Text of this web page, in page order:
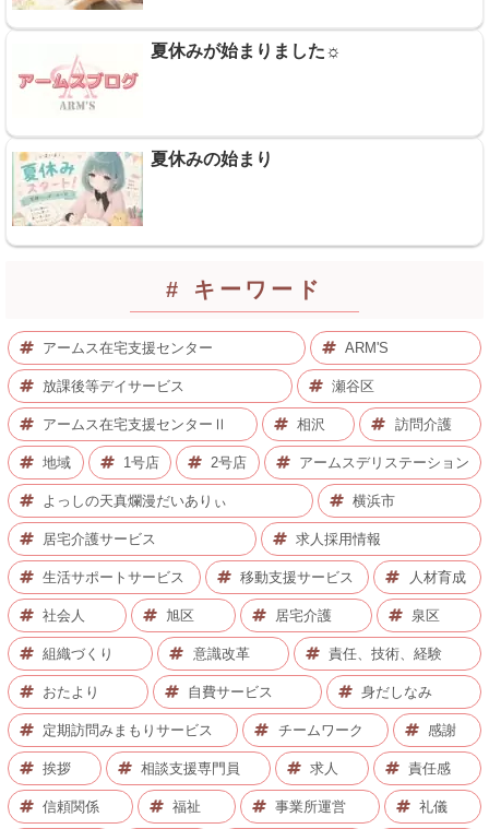
夏休みが始まりました☼
夏休みの始まり
# キーワード
アームス在宅支援センター ARM'S
放課後等デイサービス 瀬谷区
アームス在宅支援センターⅡ 相沢 訪問介護
地域 1号店 2号店 アームスデリステーション
よっしの天真爛漫だいありぃ 横浜市
居宅介護サービス 求人採用情報
生活サポートサービス 移動支援サービス 人材育成
社会人 旭区 居宅介護 泉区
組織づくり 意識改革 責任、技術、経験
おたより 自費サービス 身だしなみ
定期訪問みまもりサービス チームワーク 感謝
挨拶 相談支援専門員 求人 責任感
信頼関係 福祉 事業所運営 礼儀